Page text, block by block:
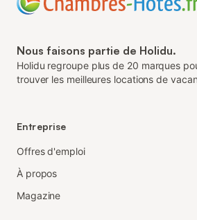
Nous faisons partie de Holidu.
Holidu regroupe plus de 20 marques
trouver les meilleures locations de
Entreprise
Offres d'emploi
À propos
Magazine